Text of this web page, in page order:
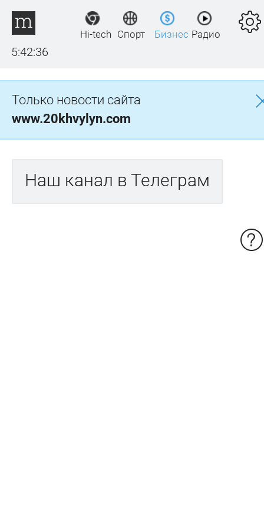
5:42:36
Hi-tech Спорт Бизнес Радио
Только новости сайта
www.20khvylyn.com
Наш канал в Телеграм